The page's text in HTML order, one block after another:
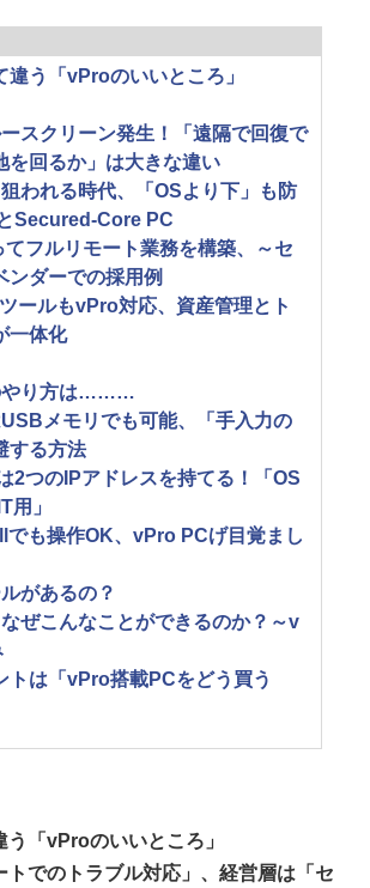
違う「vProのいいところ」
スクリーン発生！「遠隔で回復で
を回るか」は大きな違い
われる時代、「OSより下」も防
Secured-Core PC
フルリモート業務を構築、～セ
ンダーでの採用例
ールもvPro対応、資産管理とト
一体化
やり方は………
メモリでも可能、「手入力の
する方法
2つのIPアドレスを持てる！「OS
用」
でも操作OK、vPro PCげ目覚まし
があるの？
ぜこんなことができるのか？～v
トは「vPro搭載PCをどう買う
「vProのいいところ」
トでのトラブル対応」、経営層は「セ